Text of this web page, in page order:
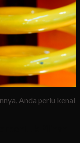
Anda perlu kenal